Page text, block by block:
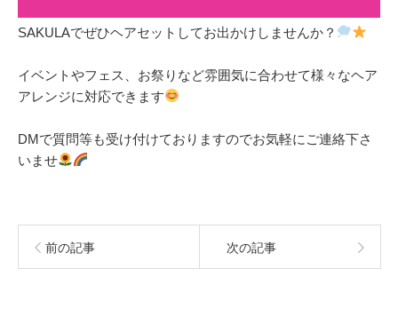
SAKULAでぜひヘアセットしてお出かけしませんか？
イベントやフェス、お祭りなど雰囲気に合わせて様々なヘア
アレンジに対応できます
DMで質問等も受け付けておりますのでお気軽にご連絡下さ
いませ
前の記事 次の記事